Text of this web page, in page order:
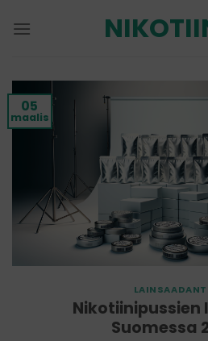
sisältöön
05
maalis
Nikotiinipussien
Suomessa